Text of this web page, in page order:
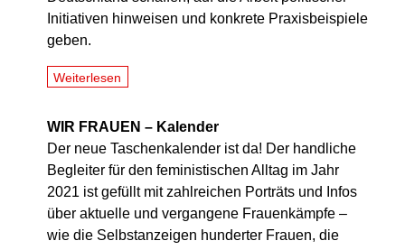
Initiativen hinweisen und konkrete Praxisbeispiele
geben.
Weiterlesen
WIR FRAUEN – Kalender
Der neue Taschenkalender ist da! Der handliche
Begleiter für den feministischen Alltag im Jahr
2021 ist gefüllt mit zahlreichen Porträts und Infos
über aktuelle und vergangene Frauenkämpfe –
wie die Selbstanzeigen hunderter Frauen, die